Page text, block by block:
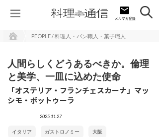
PEOPLE / 料理人・パン職人・菓子職人
人間らしくどうあるべきか。倫理
と美学、一皿に込めた使命
「オステリア・フランチェスカーナ」マッ
シモ・ボットゥーラ
2025.11.27
イタリア ガストロノミー 大阪